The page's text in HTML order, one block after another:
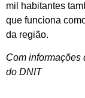
mil habitantes
que funciona
da região.
Com informações
do DNIT